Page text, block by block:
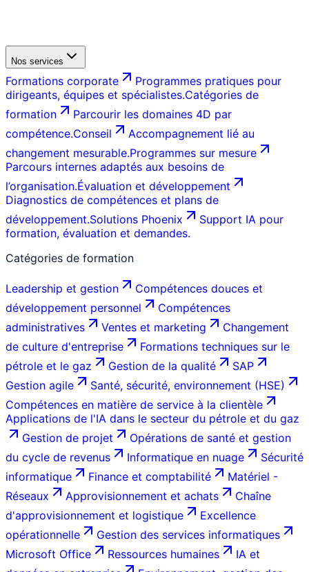
Nos services
Formations corporate
Programmes pratiques pour
dirigeants, équipes et spécialistes.Catégories de
formation
Parcourir les domaines 4D par
compétence.Conseil
Accompagnement lié au
changement mesurable.Programmes sur mesure
Parcours internes adaptés aux besoins de
l’organisation.Évaluation et développement
Diagnostics de compétences et plans de
développement.Solutions Phoenix
Support IA pour
formation, évaluation et demandes.
Catégories de formation
Leadership et gestion
Compétences douces et
développement personnel
Compétences
administratives
Ventes et marketing
Changement
de culture d'entreprise
Formations techniques sur le
pétrole et le gaz
Gestion de la qualité
SAP
Gestion agile
Santé, sécurité, environnement (HSE)
Compétences en matière de service à la clientèle
Applications de l'IA dans le secteur du pétrole et du gaz
Gestion de projet
Opérations de santé et gestion
du cycle de revenus
Informatique en nuage
Sécurité
informatique
Finance et comptabilité
Matériel -
Réseaux
Approvisionnement et achats
Chaîne
d'approvisionnement et logistique
Excellence
opérationnelle
Gestion des services informatiques
Microsoft Office
Ressources humaines
IA et